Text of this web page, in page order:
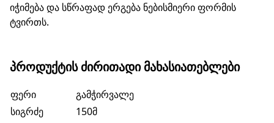
იჭიმება და სწრაფად ერგება ნებისმიერი ფორმის
ტვირთს.
ᲞᲠᲝᲓᲣᲥᲢᲘᲡ ᲫᲘᲠᲘᲗᲐᲓᲘ ᲛᲐᲮᲐᲡᲘᲐᲗᲔᲑᲚᲔᲑᲘ
ფერი
გამჭირვალე
სიგრძე
150მ